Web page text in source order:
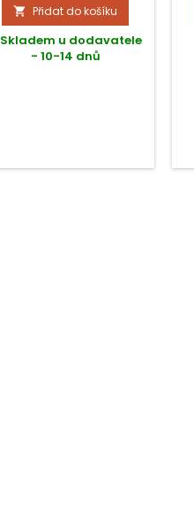
 Přidat do košíku
Skladem u dodavatele
- 10-14 dnů